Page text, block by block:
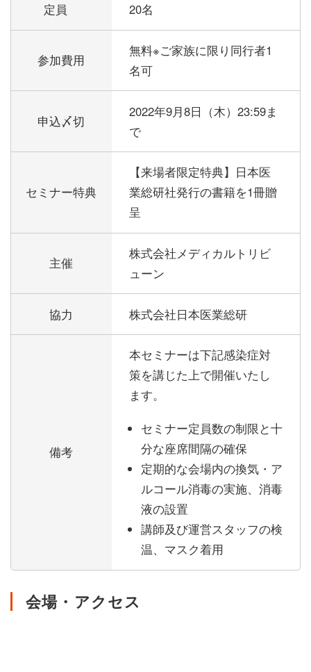
定員 20名
参加費用
無料※ご家族に限り同行者1
名可
申込〆切
2022年9月8日（木）23:59ま
で
セミナー特典
【来場者限定特典】日本医
業総研社発行の書籍を1冊贈
呈
主催
株式会社メディカルトリビ
ューン
協力 株式会社日本医業総研
備考
本セミナーは下記感染症対
策を講じた上で開催いたし
ます。
セミナー定員数の制限と十
分な座席間隔の確保
定期的な会場内の換気・ア
ルコール消毒の実施、消毒
液の設置
講師及び運営スタッフの検
温、マスク着用
会場・アクセス